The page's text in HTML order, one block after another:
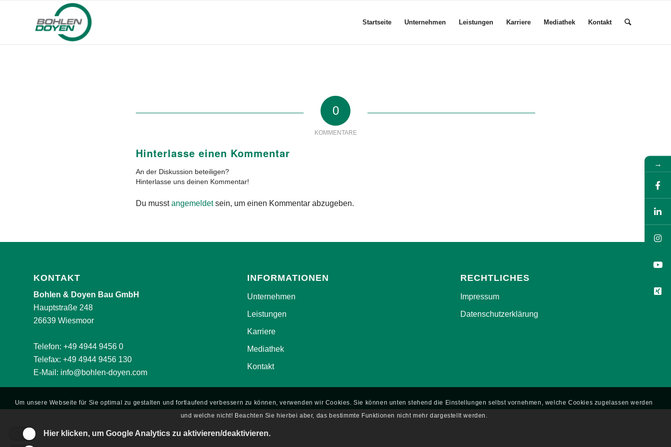
Startseite Unternehmen Leistungen Karriere Mediathek Kontakt
0
KOMMENTARE
Hinterlasse einen Kommentar
An der Diskussion beteiligen?
Hinterlasse uns deinen Kommentar!
Du musstangemeldetsein, um einen Kommentar abzugeben.
KONTAKT
Bohlen & Doyen Bau GmbH
Hauptstraße 248
26639 Wiesmoor
Telefon: +49 4944 9456 0
Telefax: +49 4944 9456 130
E-Mail: info@bohlen-doyen.com
INFORMATIONEN
Unternehmen
Leistungen
Karriere
Mediathek
Kontakt
RECHTLICHES
Impressum
Datenschutzerklärung
Um unsere Webseite für Sie optimal zu gestalten und fortlaufend verbessern zu können, verwenden wir Cookies. Sie können unten stehend die Einstellungen selbst vornehmen, welche Cookies zugelassen werden
und welche nicht! Beachten Sie hierbei aber, das bestimmte Funktionen nicht mehr dargestellt werden.
Hier klicken, um Google Analytics zu aktivieren/deaktivieren.
→